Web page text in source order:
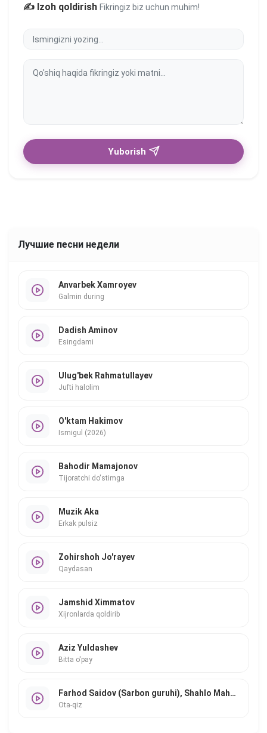
✍️ Izoh qoldirish Fikringiz biz uchun muhim!
Yuborish
Лучшие песни недели
Anvarbek Xamroyev
Galmin during
Dadish Aminov
Esingdami
Ulug'bek Rahmatullayev
Jufti halolim
O'ktam Hakimov
Ismigul (2026)
Bahodir Mamajonov
Tijoratchi do'stimga
Muzik Aka
Erkak pulsiz
Zohirshoh Jo'rayev
Qaydasan
Jamshid Ximmatov
Xijronlarda qoldirib
Aziz Yuldashev
Bitta o'pay
Farhod Saidov (Sarbon guruhi), Shahlo Mahmudova
Ota-qiz